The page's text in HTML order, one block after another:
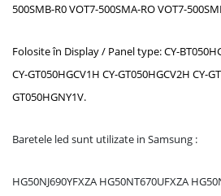
500SMB-R0 VOT7-500SMA-RO VOT7-
Folosite în Display / Panel type: CY-
CY-GT050HGCV1H CY-GT050HGCV2H CY-
GT050HGNY1V.
Baretele led sunt utilizate in Samsung :
HG50NJ690YFXZA HG50NT670UFXZA